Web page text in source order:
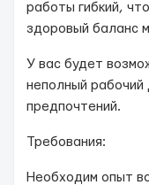
работы гибкий,
здоровый баланс
У вас будет
неполный рабочий
предпочтений.
Требования:
Необходим опыт